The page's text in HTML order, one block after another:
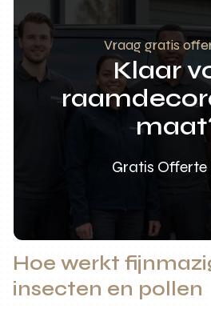
Vraag gratis
Klaar
Gratis Offerte
Hoe werkt
insecten en pollen